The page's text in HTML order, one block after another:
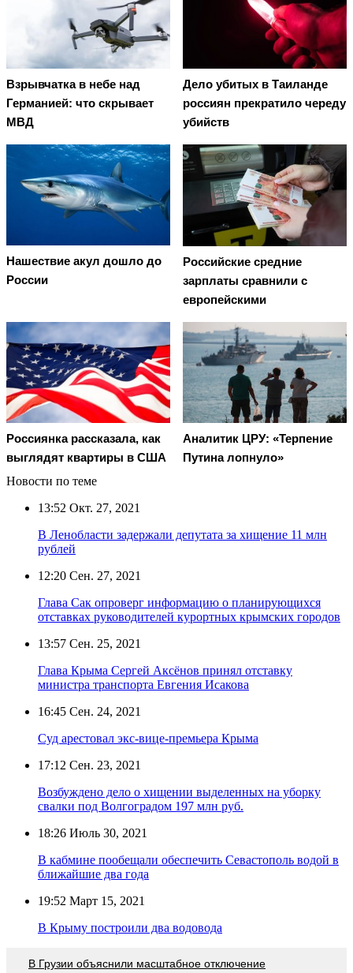
Взрывчатка в небе над
Германией: что скрывает
МВД
Дело убитых в Таиланде
россиян прекратило череду
убийств
Нашествие акул дошло до
России
Российские средние
зарплаты сравнили с
европейскими
Россиянка рассказала, как
выглядят квартиры в США
Аналитик ЦРУ: «Терпение
Путина лопнуло»
Новости по теме
13:52 Окт. 27, 2021
В Ленобласти задержали депутата за хищение 11 млн
рублей
12:20 Сен. 27, 2021
Глава Сак опроверг информацию о планирующихся
отставках руководителей курортных крымских городов
13:57 Сен. 25, 2021
Глава Крыма Сергей Аксёнов принял отставку
министра транспорта Евгения Исакова
16:45 Сен. 24, 2021
Суд арестовал экс-вице-премьера Крыма
17:12 Сен. 23, 2021
Возбуждено дело о хищении выделенных на уборку
свалки под Волгоградом 197 млн руб.
18:26 Июль 30, 2021
В кабмине пообещали обеспечить Севастополь водой в
ближайшие два года
19:52 Март 15, 2021
В Крыму построили два водовода
В Грузии объяснили масштабное отключение